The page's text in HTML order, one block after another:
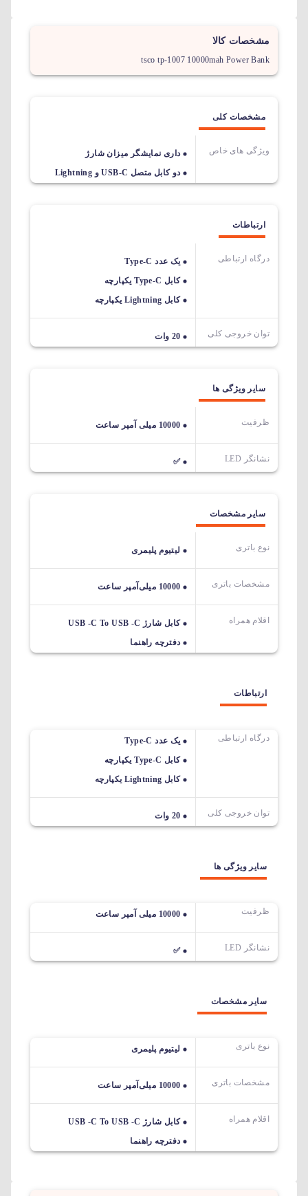
مشخصات کالا
tsco tp-1007 10000mah Power Bank
مشخصات کلی
ویژگی های خاص
داری نمایشگر میزان شارژ
دو کابل متصل USB-C و Lightning
ارتباطات
درگاه ارتباطی
یک عدد Type-C
کابل Type-C یکپارچه
کابل Lightning یکپارچه
توان خروجی کلی 20 وات
سایر ویژگی ها
ظرفیت 10000 میلی آمپر ساعت
نشانگر LED ✅
سایر مشخصات
نوع باتری لیتیوم پلیمری
مشخصات باتری 10000 میلی‌آمپر ساعت
اقلام همراه
کابل شارژ USB -C To USB -C
دفترچه راهنما
ارتباطات
درگاه ارتباطی
یک عدد Type-C
کابل Type-C یکپارچه
کابل Lightning یکپارچه
توان خروجی کلی 20 وات
سایر ویژگی ها
ظرفیت 10000 میلی آمپر ساعت
نشانگر LED ✅
سایر مشخصات
نوع باتری لیتیوم پلیمری
مشخصات باتری 10000 میلی‌آمپر ساعت
اقلام همراه
کابل شارژ USB -C To USB -C
دفترچه راهنما